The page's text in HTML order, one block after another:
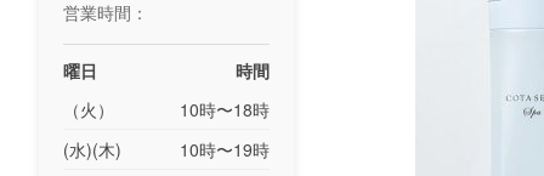
営業時間：
曜日
時間
（火）
10時〜18時
(水)(木)
10時〜19時